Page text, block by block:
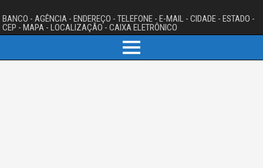
BANCO - AGÊNCIA - ENDEREÇO - TELEFONE - E-MAIL - CIDADE - ESTADO -
CEP - MAPA - LOCALIZAÇÃO - CAIXA ELETRÔNICO